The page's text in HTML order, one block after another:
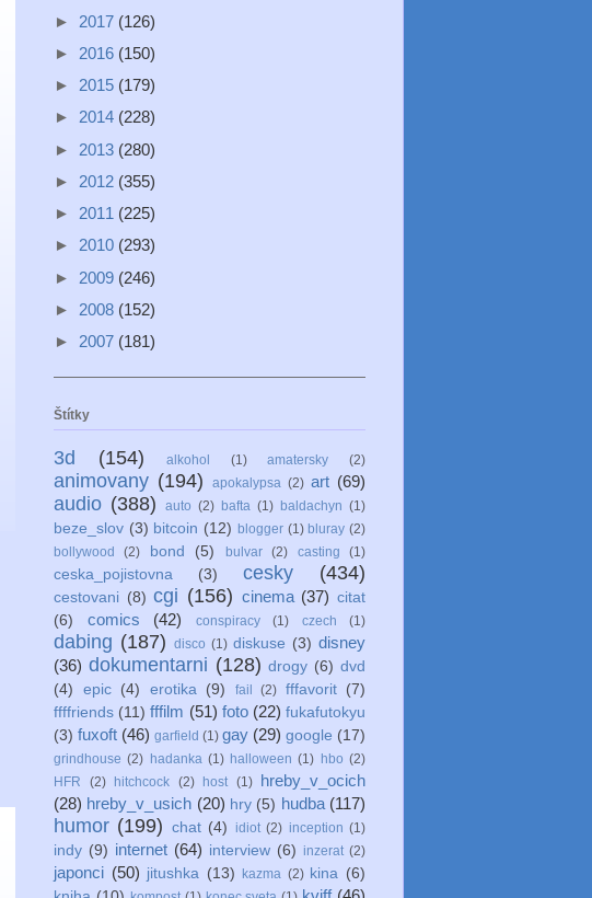
► 2017 (126)
► 2016 (150)
► 2015 (179)
► 2014 (228)
► 2013 (280)
► 2012 (355)
► 2011 (225)
► 2010 (293)
► 2009 (246)
► 2008 (152)
► 2007 (181)
Štítky
3d (154) alkohol (1) amatersky (2)
animovany (194) apokalypsa (2) art (69)
audio (388) auto (2) bafta (1) baldachyn (1)
beze_slov (3) bitcoin (12) blogger (1) bluray (2)
bollywood
(2) bond (5) bulvar (2) casting (1)
ceska_pojistovna (3) cesky (434)
cestovani (8) cgi (156) cinema (37) citat
(6)
comics (42) conspiracy (1) czech (1)
dabing (187) disco (1) diskuse (3) disney
(36) dokumentarni (128) drogy (6) dvd
(4)
epic (4) erotika (9) fail (2) fffavorit
(7)
ffffriends (11) fffilm (51) foto (22) fukafutokyu
(3) fuxoft (46) garfield (1) gay (29) google (17)
grindhouse (2) hadanka (1) halloween (1) hbo (2)
HFR
(2) hitchcock (2) host (1)
hreby_v_ocich
(28) hreby_v_usich (20) hry (5) hudba (117)
humor (199) chat (4) idiot (2) inception (1)
indy (9) internet (64) interview (6) inzerat (2)
japonci (50) jitushka (13) kazma (2) kina (6)